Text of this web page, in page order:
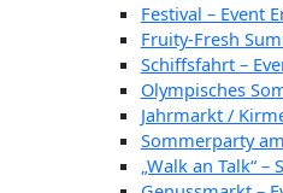
Festival – Event
Fruity-Fresh
Schiffsfahrt –
Olympisches
Jahrmarkt /
Sommerparty
„Walk an Talk“ –